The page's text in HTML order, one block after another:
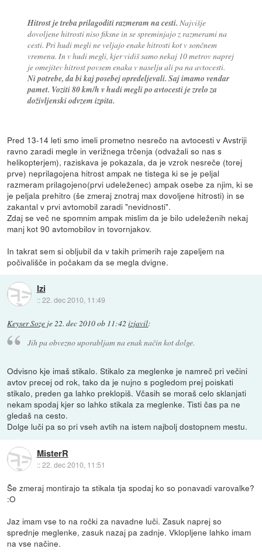
Hitrost je treba prilagoditi razmeram na cesti. Najvišje
dovoljene hitrosti niso fiksne in se spreminjajo z razmerami na
cesti. Pri hudi megli ne veljajo enake hitrosti kot v sončnem
vremenu. In v hudi megli, kjer vidiš samo nekaj 10 metrov naprej
je omejitev hitrost povsem enaka v naselju ali pa na avtocesti.
Ni potrebe, da bi kaj posebej opredeljevali. Saj imamo vendar
pamet. Voziti 80 km/h v hudi megli po avtocesti je zrelo za
doživljenski odvzem izpita.
Pred 13-14 leti smo imeli prometno nesrečo na avtocesti v Avstriji
ravno zaradi megle in verižnega trčenja (odvažali so nas s
helikopterjem), raziskava je pokazala, da je vzrok nesreče (torej
prve) neprilagojena hitrost ampak ne tistega ki se je peljal
razmeram prilagojeno(prvi udeleženec) ampak osebe za njim, ki se
je peljala prehitro (še zmeraj znotraj max dovoljene hitrosti) in se
zakantal v prvi avtomobil zaradi "nevidnosti".
Zdaj se več ne spomnim ampak mislim da je bilo udeleženih nekaj
manj kot 90 avtomobilov in tovornjakov.
In takrat sem si obljubil da v takih primerih raje zapeljem na
počivališče in počakam da se megla dvigne.
Izi
::22. dec 2010, 11:49
Keyser Soze je22. dec 2010 ob 11:42 izjavil:
Jih pa obvezno uporabljam na enak način kot dolge.
Odvisno kje imaš stikalo. Stikalo za meglenke je namreč pri večini
avtov precej od rok, tako da je nujno s pogledom prej poiskati
stikalo, preden ga lahko preklopiš. Včasih se moraš celo sklanjati
nekam spodaj kjer so lahko stikala za meglenke. Tisti čas pa ne
gledaš na cesto.
Dolge luči pa so pri vseh avtih na istem najbolj dostopnem mestu.
MisterR
::22. dec 2010, 11:51
Še zmeraj montirajo ta stikala tja spodaj ko so ponavadi varovalke?
:O
Jaz imam vse to na ročki za navadne luči. Zasuk naprej so
sprednje meglenke, zasuk nazaj pa zadnje. Vklopljene lahko imam
na vse načine.